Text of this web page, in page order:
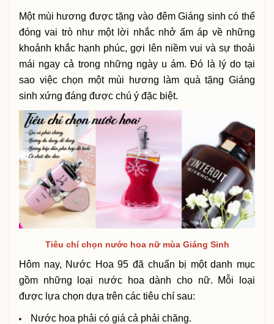
Một mùi hương được tặng vào đêm Giáng sinh có thể
đóng vai trò như một lời nhắc nhở ấm áp về những
khoảnh khắc hạnh phúc, gợi lên niềm vui và sự thoải
mái ngay cả trong những ngày u ám. Đó là lý do tại
sao việc chọn một mùi hương làm quà tặng Giáng
sinh xứng đáng được chú ý đặc biệt.
Tiêu chí chọn nước hoa nữ mùa Giáng Sinh
Hôm nay, Nước Hoa 95 đã chuẩn bị một danh mục
gồm những loại nước hoa dành cho nữ. Mỗi loại
được lựa chọn dựa trên các tiêu chí sau:
Nước hoa phải có giá cả phải chăng.